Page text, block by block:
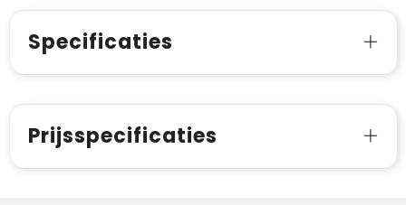
Specificaties
Prijsspecificaties